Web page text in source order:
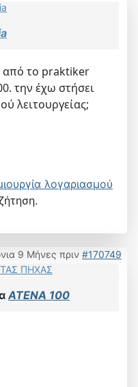
από το praktiker
την έχω στήσει
λειτουργείας;
λογαριασμού
9 Μήνες πριν #170749
ΠΗΧΑΣ
ATENA 100